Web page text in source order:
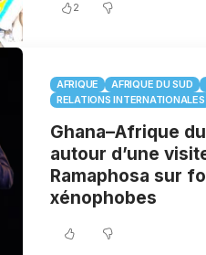
2
AFRIQUE AFRIQUE DU SUD
RELATIONS INTERNATIONALES
Ghana–Afrique
autour d’une
Ramaphosa sur
xénophobes